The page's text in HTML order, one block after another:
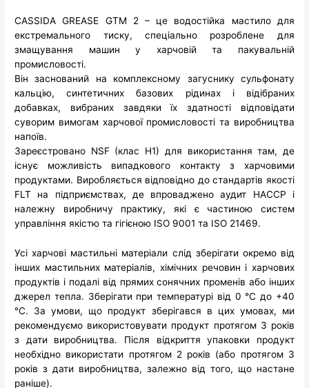
CASSIDA GREASE GTM 2 – це водостійка мастило для
екстремального тиску, спеціально розроблене для
змащування машин у харчовій та пакувальній
промисловості.
Він заснований на комплексному загуснику сульфонату
кальцію, синтетичних базових рідинах і відібраних
добавках, вибраних завдяки їх здатності відповідати
суворим вимогам харчової промисловості та виробництва
напоїв.
Зареєстровано NSF (клас H1) для використання там, де
існує можливість випадкового контакту з харчовими
продуктами. Виробляється відповідно до стандартів якості
FLT на підприємствах, де впроваджено аудит HACCP і
належну виробничу практику, які є частиною систем
управління якістю та гігієною ISO 9001 та ISO 21469.
Усі харчові мастильні матеріали слід зберігати окремо від
інших мастильних матеріалів, хімічних речовин і харчових
продуктів і подалі від прямих сонячних променів або інших
джерел тепла. Зберігати при температурі від 0 °C до +40
°C. За умови, що продукт зберігався в цих умовах, ми
рекомендуємо використовувати продукт протягом 3 років
з дати виробництва. Після відкриття упаковки продукт
необхідно використати протягом 2 років (або протягом 3
років з дати виробництва, залежно від того, що настане
раніше).